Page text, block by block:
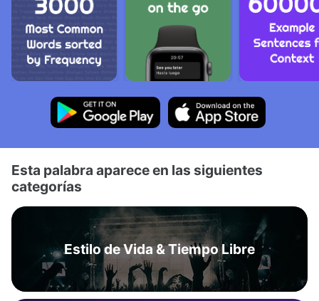
Esta palabra aparece en las siguientes
categorías
Estilo de Vida & Tiempo Libre